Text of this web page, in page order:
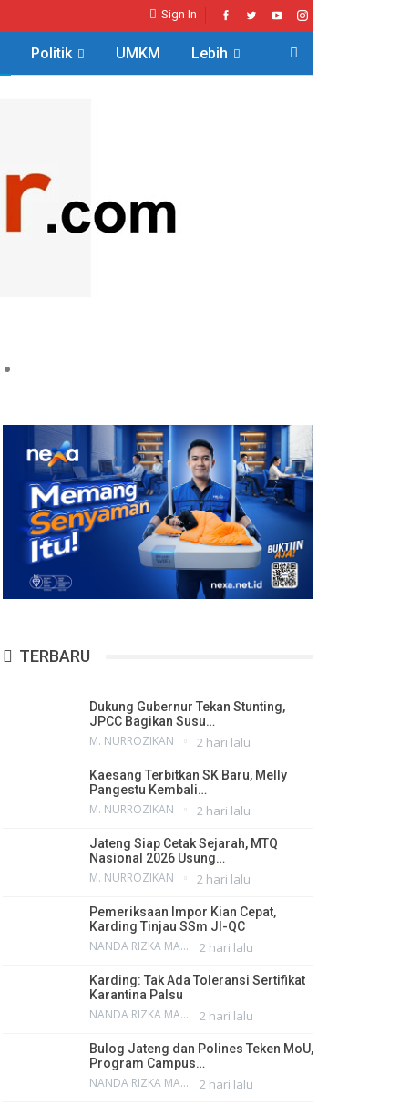
Sign In
Politik UMKM Lebih
TERBARU
Dukung Gubernur Tekan Stunting,
JPCC Bagikan Susu…
M. NURROZIKAN 2 hari lalu
Kaesang Terbitkan SK Baru, Melly
Pangestu Kembali…
M. NURROZIKAN 2 hari lalu
Jateng Siap Cetak Sejarah, MTQ
Nasional 2026 Usung…
M. NURROZIKAN 2 hari lalu
Pemeriksaan Impor Kian Cepat,
Karding Tinjau SSm JI-QC
NANDA RIZKA MAHENDRA 2 hari lalu
Karding: Tak Ada Toleransi Sertifikat
Karantina Palsu
NANDA RIZKA MAHENDRA 2 hari lalu
Bulog Jateng dan Polines Teken MoU,
Program Campus…
NANDA RIZKA MAHENDRA 2 hari lalu